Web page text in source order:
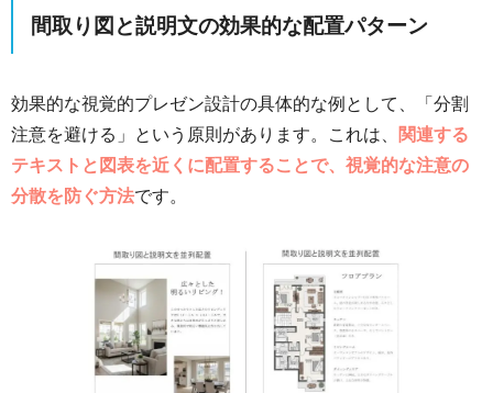
間取り図と説明文の効果的な配置パターン
効果的な視覚的プレゼン設計の具体的な例として、「分割
注意を避ける」という原則があります。これは、
関連する
テキストと図表を近くに配置することで、視覚的な注意の
分散を防ぐ方法です。